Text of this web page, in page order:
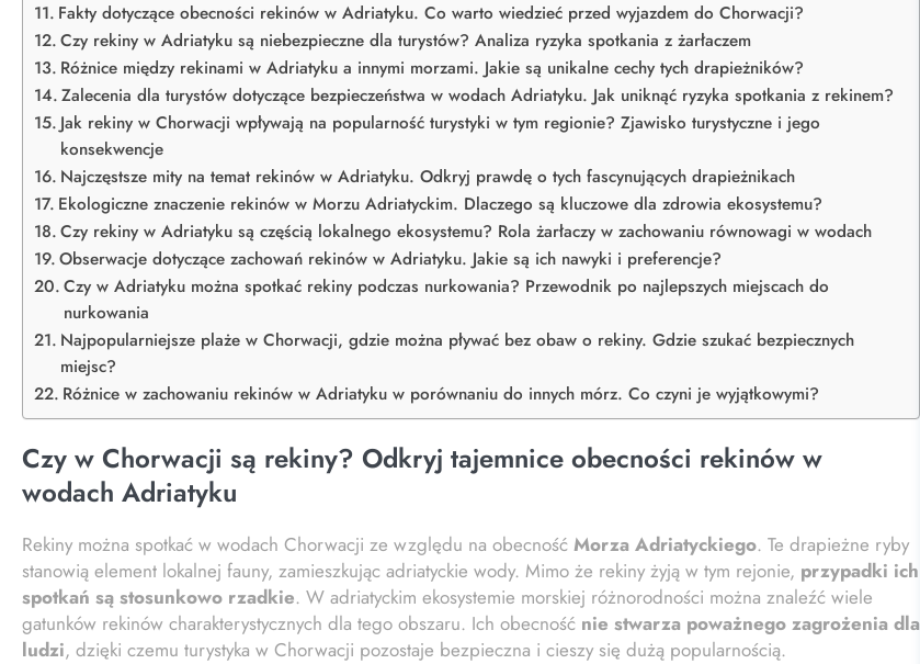
Fakty dotyczące obecności rekinów w Adriatyku. Co warto wiedzieć przed wyjazdem do Chorwacji?
Czy rekiny w Adriatyku są niebezpieczne dla turystów? Analiza ryzyka spotkania z żarłaczem
Różnice między rekinami w Adriatyku a innymi morzami. Jakie są unikalne cechy tych drapieżników?
Zalecenia dla turystów dotyczące bezpieczeństwa w wodach Adriatyku. Jak uniknąć ryzyka spotkania z rekinem?
Jak rekiny w Chorwacji wpływają na popularność turystyki w tym regionie? Zjawisko turystyczne i jego
konsekwencje
Najczęstsze mity na temat rekinów w Adriatyku. Odkryj prawdę o tych fascynujących drapieżnikach
Ekologiczne znaczenie rekinów w Morzu Adriatyckim. Dlaczego są kluczowe dla zdrowia ekosystemu?
Czy rekiny w Adriatyku są częścią lokalnego ekosystemu? Rola żarłaczy w zachowaniu równowagi w wodach
Obserwacje dotyczące zachowań rekinów w Adriatyku. Jakie są ich nawyki i preferencje?
Czy w Adriatyku można spotkać rekiny podczas nurkowania? Przewodnik po najlepszych miejscach do
nurkowania
Najpopularniejsze plaże w Chorwacji, gdzie można pływać bez obaw o rekiny. Gdzie szukać bezpiecznych
miejsc?
Różnice w zachowaniu rekinów w Adriatyku w porównaniu do innych mórz. Co czyni je wyjątkowymi?
Czy w Chorwacji są rekiny? Odkryj tajemnice obecności rekinów w
wodach Adriatyku
Rekiny można spotkać w wodach Chorwacji ze względu na obecność Morza Adriatyckiego. Te drapieżne ryby
stanowią element lokalnej fauny, zamieszkując adriatyckie wody. Mimo że rekiny żyją w tym rejonie, przypadki ich
spotkań są stosunkowo rzadkie. W adriatyckim ekosystemie morskiej różnorodności można znaleźć wiele
gatunków rekinów charakterystycznych dla tego obszaru. Ich obecność nie stwarza poważnego zagrożenia dla
ludzi, dzięki czemu turystyka w Chorwacji pozostaje bezpieczna i cieszy się dużą popularnością.